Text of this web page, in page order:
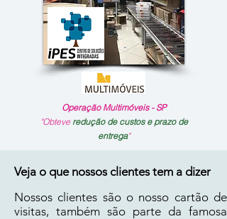
Operação Multimóveis - SP
"Obteve redução de custos e prazo de
entrega"
Veja o que nossos clientes tem a dizer
Nossos clientes são o nosso cartão de
visitas, também são parte da famosa